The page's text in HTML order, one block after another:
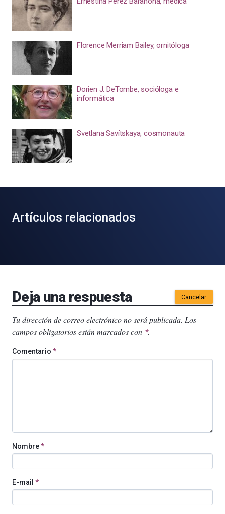
Florence Merriam Bailey, ornitóloga
Dorien J. DeTombe, socióloga e
informática
Svetlana Savítskaya, cosmonauta
Artículos relacionados
Deja una respuesta Cancelar
Tu dirección de correo electrónico no será publicada. Los
campos obligatorios están marcados con *.
Comentario *
Nombre*
E-mail *